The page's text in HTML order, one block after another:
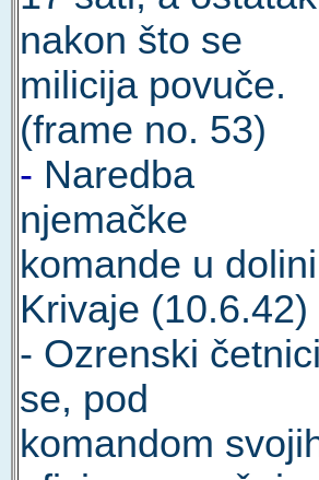
nakon što se
milicija povuče.
(frame no. 53)
- Naredba
njemačke
komande u dolini
Krivaje (10.6.42)
- Ozrenski četnici
se, pod
komandom